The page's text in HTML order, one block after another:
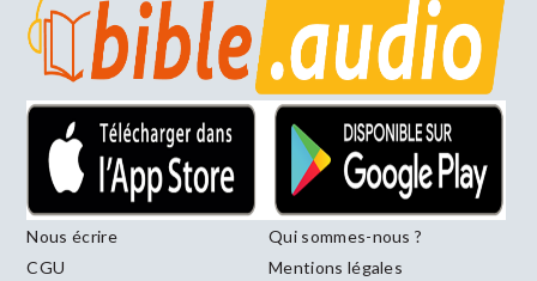
Nous écrire
Qui sommes-nous ?
CGU
Mentions légales